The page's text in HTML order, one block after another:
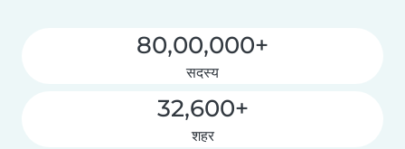
80,00,000+
सदस्य
32,600+
शहर